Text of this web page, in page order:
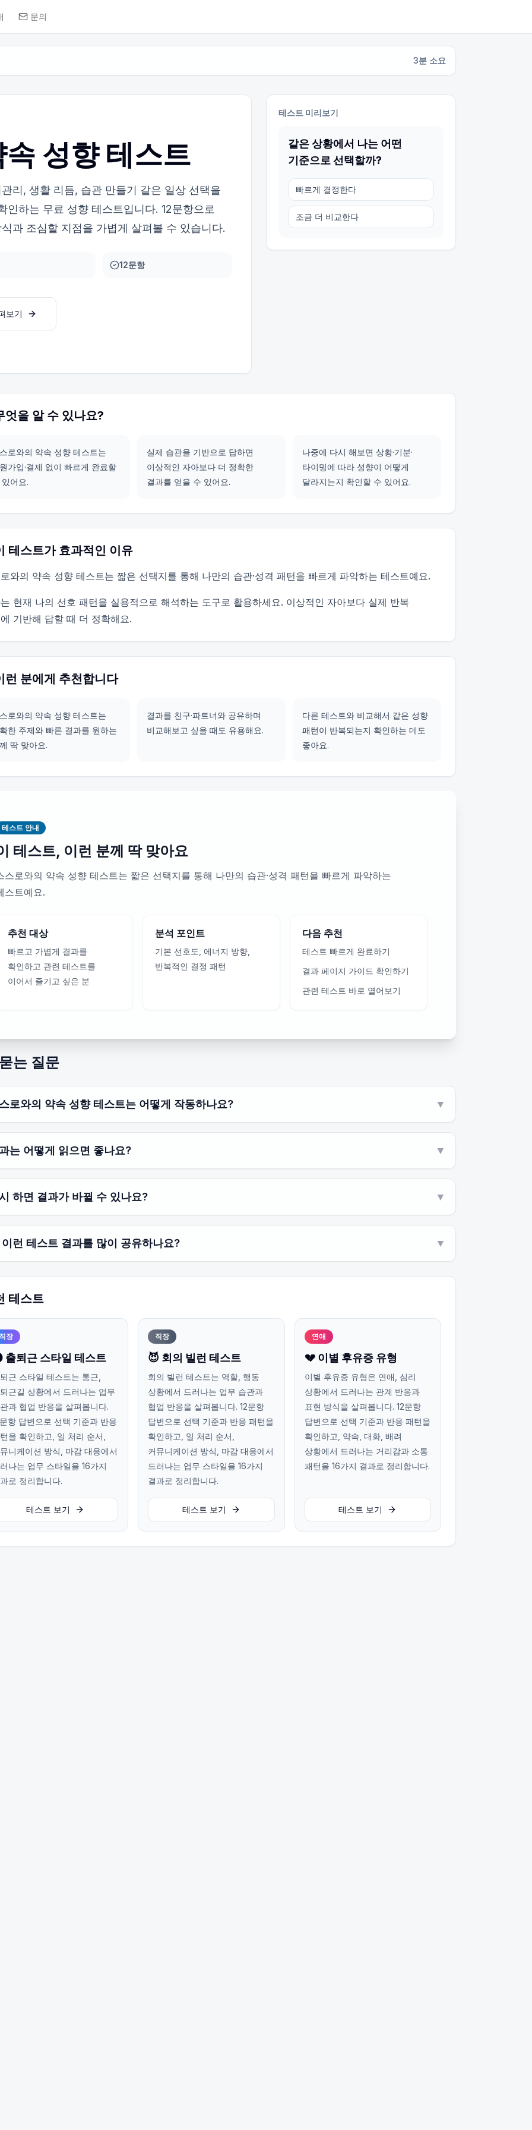
문의
3분 소요
성향 테스트
리, 생활 리듬, 습관 만들기 같은 일상 선택을
인하는 무료 성향 테스트입니다. 12문항으로
과 조심할 지점을 가볍게 살펴볼 수 있습니다.
12문항
보기
테스트 미리보기
같은 상황에서 나는 어떤
기준으로 선택할까?
빠르게 결정한다
조금 더 비교한다
엇을 알 수 있나요?
로와의 약속 성향 테스트는
가입·결제 없이 빠르게 완료할
어요.
실제 습관을 기반으로 답하면
이상적인 자아보다 더 정확한
결과를 얻을 수 있어요.
나중에 다시 해보면 상황·기분·
타이밍에 따라 성향이 어떻게
달라지는지 확인할 수 있어요.
테스트가 효과적인 이유
와의 약속 성향 테스트는 짧은 선택지를 통해 나만의 습관·성격 패턴을 빠르게 파악하는 테스트예요.
현재 나의 선호 패턴을 실용적으로 해석하는 도구로 활용하세요. 이상적인 자아보다 실제 반복
기반해 답할 때 더 정확해요.
런 분에게 추천합니다
로와의 약속 성향 테스트는
한 주제와 빠른 결과를 원하는
딱 맞아요.
결과를 친구·파트너와 공유하며
비교해보고 싶을 때도 유용해요.
다른 테스트와 비교해서 같은 성향
패턴이 반복되는지 확인하는 데도
좋아요.
테스트 안내
테스트, 이런 분께 딱 맞아요
스로와의 약속 성향 테스트는 짧은 선택지를 통해 나만의 습관·성격 패턴을 빠르게 파악하는
스트예요.
추천 대상
빠르고 가볍게 결과를
확인하고 관련 테스트를
이어서 즐기고 싶은 분
분석 포인트
기본 선호도, 에너지 방향,
반복적인 결정 패턴
다음 추천
테스트 빠르게 완료하기
결과 페이지 가이드 확인하기
관련 테스트 바로 열어보기
는 질문
로와의 약속 성향 테스트는 어떻게 작동하나요? ▼
는 어떻게 읽으면 좋나요? ▼
하면 결과가 바뀔 수 있나요? ▼
런 테스트 결과를 많이 공유하나요? ▼
테스트
장
출퇴근 스타일 테스트
근 스타일 테스트는 통근,
근길 상황에서 드러나는 업무
과 협업 반응을 살펴봅니다.
항 답변으로 선택 기준과 반응
을 확인하고, 일 처리 순서,
니케이션 방식, 마감 대응에서
나는 업무 스타일을 16가지
로 정리합니다.
테스트 보기
직장
😈 회의 빌런 테스트
회의 빌런 테스트는 역할, 행동
상황에서 드러나는 업무 습관과
협업 반응을 살펴봅니다. 12문항
답변으로 선택 기준과 반응 패턴을
확인하고, 일 처리 순서,
커뮤니케이션 방식, 마감 대응에서
드러나는 업무 스타일을 16가지
결과로 정리합니다.
테스트 보기
연애
💔 이별 후유증 유형
이별 후유증 유형은 연애, 심리
상황에서 드러나는 관계 반응과
표현 방식을 살펴봅니다. 12문항
답변으로 선택 기준과 반응 패턴을
확인하고, 약속, 대화, 배려
상황에서 드러나는 거리감과 소통
패턴을 16가지 결과로 정리합니다.
테스트 보기